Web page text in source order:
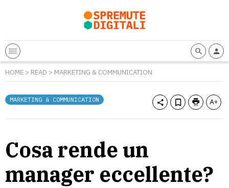
HOME > READ > MARKETING & COMMUNICATION
MARKETING & COMMUNICATION
Cosa rende un
manager eccellente?